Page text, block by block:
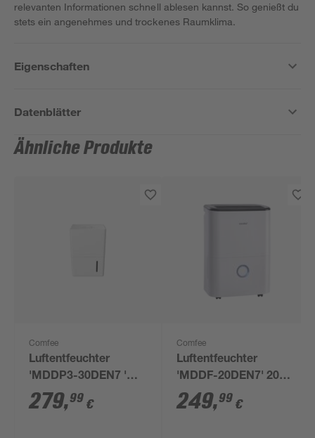
relevanten Informationen schnell ablesen kannst. So genießt du
stets ein angenehmes und trockenes Raumklima.
Eigenschaften
Datenblätter
Ähnliche Produkte
Comfee
Luftentfeuchter
'MDDP3-30DEN7 '
weiß 30 l
279,99 €
Comfee
Luftentfeuchter
'MDDF-20DEN7' 20
l/24 h, bis 100 m³
249,99 €